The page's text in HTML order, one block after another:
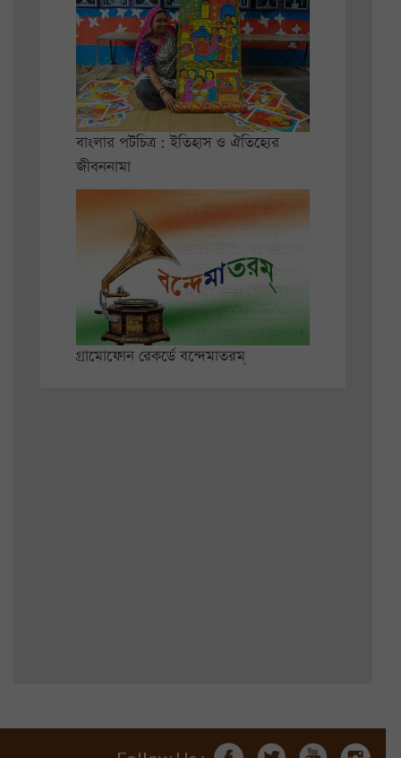
বাংলার পটচিত্র : ইতিহাস ও ঐতিহ্যের
জীবননামা
গ্রামোফোন রেকর্ডে বন্দেমাতরম্